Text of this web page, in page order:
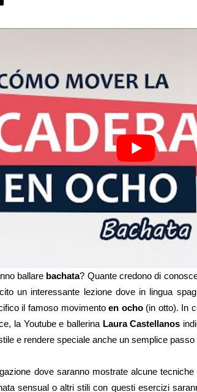
ballare bachata? Quante credono di
un interessante lezione dove in lingua
il famoso movimentoen ocho(in otto). In
la Youtube e ballerina Laura Castellanos
e rendere speciale anche un semplice passo
dove saranno mostrate alcune
sensual o altri stili con questi esercizi